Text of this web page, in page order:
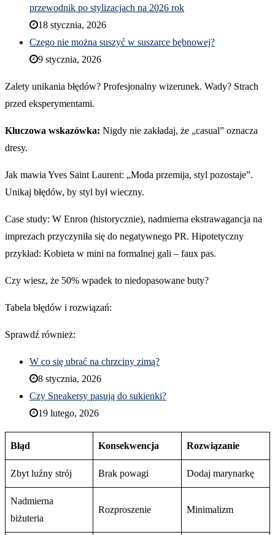
przewodnik po stylizacjach na 2026 rok
18 stycznia, 2026
Czego nie można suszyć w suszarce bębnowej?
9 stycznia, 2026
Zalety unikania błędów? Profesjonalny wizerunek. Wady? Strach
przed eksperymentami.
Kluczowa wskazówka: Nigdy nie zakładaj, że „casual” oznacza
dresy.
Jak mawia Yves Saint Laurent: „Moda przemija, styl pozostaje”.
Unikaj błędów, by styl był wieczny.
Case study: W Enron (historycznie), nadmierna ekstrawagancja na
imprezach przyczyniła się do negatywnego PR. Hipotetyczny
przykład: Kobieta w mini na formalnej gali – faux pas.
Czy wiesz, że 50% wpadek to niedopasowane buty?
Tabela błędów i rozwiązań:
Sprawdź również:
W co się ubrać na chrzciny zimą?
8 stycznia, 2026
Czy Sneakersy pasują do sukienki?
19 lutego, 2026
Błąd Konsekwencja Rozwiązanie
Zbyt luźny strój Brak powagi Dodaj marynarkę
Nadmierna
biżuteria
Rozproszenie Minimalizm